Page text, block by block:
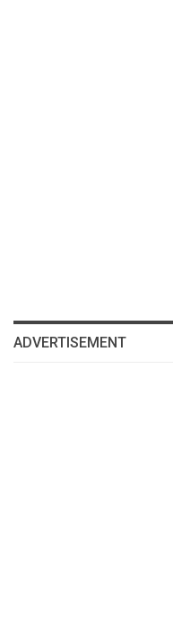
ADVERTISEMENT